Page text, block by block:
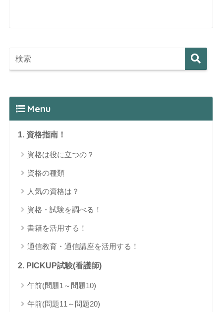
Menu
1. 資格指南！
資格は役に立つの？
資格の種類
人気の資格は？
資格・試験を調べる！
書籍を活用する！
通信教育・通信講座を活用する！
2. PICKUP試験(看護師)
午前(問題1～問題10)
午前(問題11～問題20)